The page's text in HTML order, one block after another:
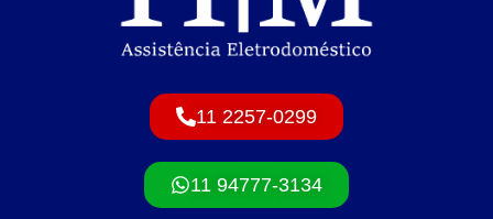
11 2257-0299
11 94777-3134